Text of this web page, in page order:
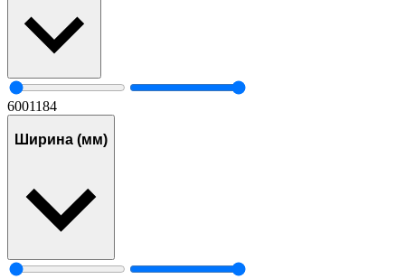
6001184
Ширина (мм)